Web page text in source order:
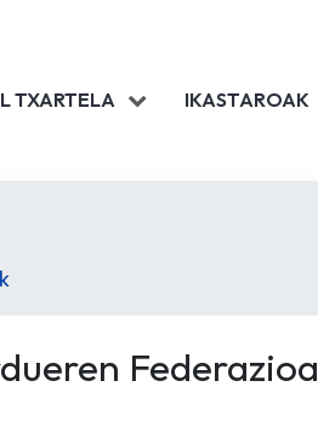
TXARTELA IKASTAROAK
Federazioa